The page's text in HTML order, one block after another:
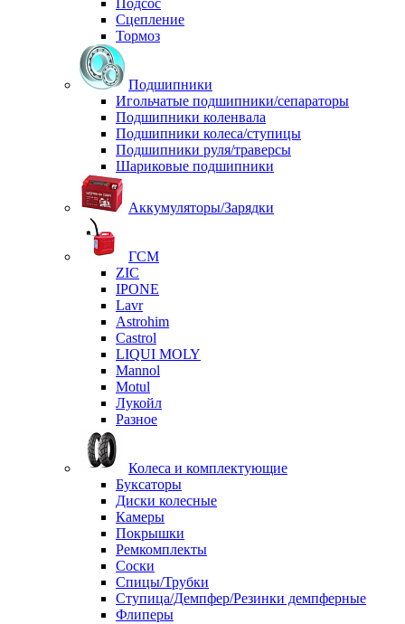
Подсос
Сцепление
Тормоз
Подшипники
Игольчатые подшипники/сепараторы
Подшипники коленвала
Подшипники колеса/ступицы
Подшипники руля/траверсы
Шариковые подшипники
Аккумуляторы/Зарядки
ГСМ
ZIC
IPONE
Lavr
Astrohim
Castrol
LIQUI MOLY
Mannol
Motul
Лукойл
Разное
Колеса и комплектующие
Буксаторы
Диски колесные
Камеры
Покрышки
Ремкомплекты
Соски
Спицы/Трубки
Ступица/Демпфер/Резинки демпферные
Флиперы